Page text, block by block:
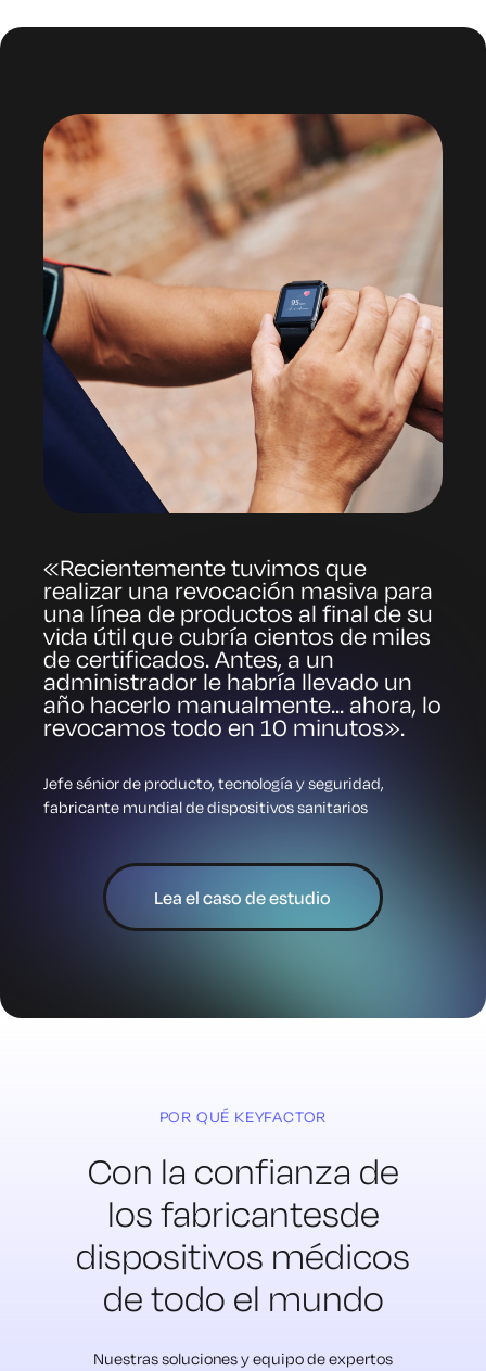
«Recientemente tuvimos que
realizar una revocación masiva para
una línea de productos al final de su
vida útil que cubría cientos de miles
de certificados. Antes, a un
administrador le habría llevado un
año hacerlo manualmente... ahora, lo
revocamos todo en 10 minutos».
Jefe sénior de producto, tecnología y seguridad,
fabricante mundial de dispositivos sanitarios
Lea el caso de estudio
POR QUÉ KEYFACTOR
Con la confianza de
los fabricantesde
dispositivos médicos
de todo el mundo
Nuestras soluciones y equipo de expertos